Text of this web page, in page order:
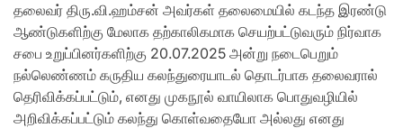
தலைவர் திரு.வி.ஹம்சன் அவர்கள் தலைமையில் கடந்த இரண்டு
ஆண்டுகளிற்கு மேலாக தற்காலிகமாக செயற்பட்டுவரும் நிர்வாக
சபை உறுப்பினர்களிற்கு 20.07.2025 அன்று நடைபெறும்
நல்லெண்ணம் கருதிய கலந்துரையாடல் தொடர்பாக தலைவரால்
தெரிவிக்கப்பட்டும், எனது முகநூல் வாயிலாக பொதுவழியில்
அறிவிக்கப்பட்டும் கலந்து கொள்வதையோ அல்லது எனது